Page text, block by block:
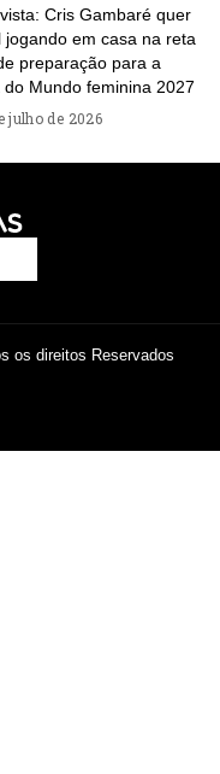
Cris Gambaré quer
jogando em casa na reta
preparação para a
do Mundo feminina 2027
julho de 2026
os direitos Reservados